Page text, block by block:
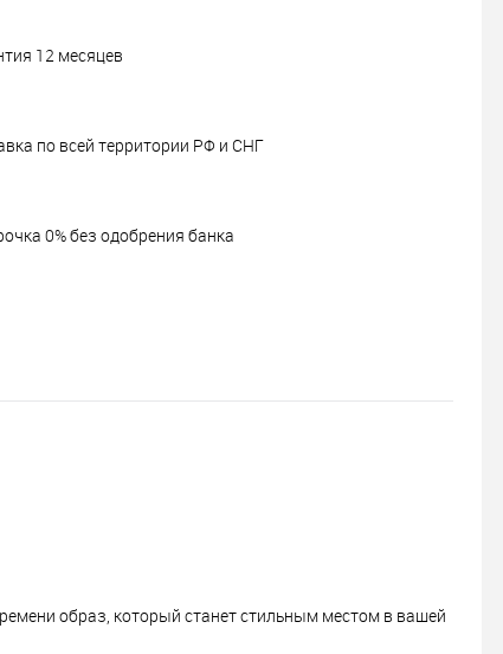
12 месяцев
по всей территории РФ и СНГ
0% без одобрения банка
образ, который станет стильным местом в вашей